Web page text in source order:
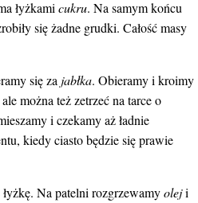
łyżkami cukru. Na samym końcu
się żadne grudki. Całość masy
się za jabłka. Obieramy i kroimy
można też zetrzeć na tarce o
i czekamy aż ładnie
kiedy ciasto będzie się prawie
Na patelni rozgrzewamyoleji